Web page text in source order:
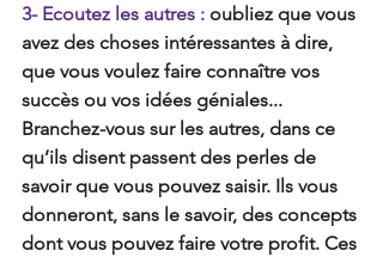
3- Ecoutez les autres : oubliez que vous
avez des choses intéressantes à dire,
que vous voulez faire connaître vos
succès ou vos idées géniales...
Branchez-vous sur les autres, dans ce
qu’ils disent passent des perles de
savoir que vous pouvez saisir. Ils vous
donneront, sans le savoir, des concepts
dont vous pouvez faire votre profit. Ces